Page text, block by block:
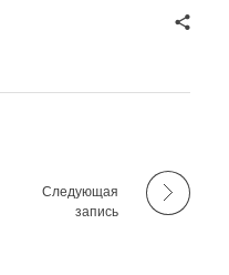
Следующая
запись